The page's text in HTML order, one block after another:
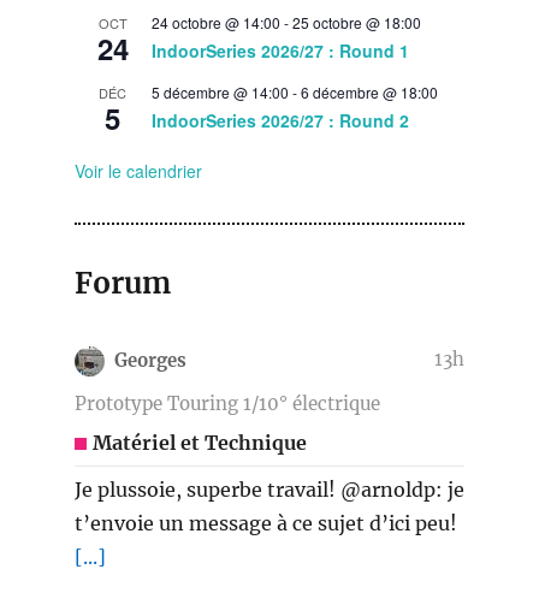
OCT
24
24 octobre @ 14:00 -25 octobre @ 18:00
IndoorSeries 2026/27 : Round 1
DÉC
5
5 décembre @ 14:00 -6 décembre @ 18:00
IndoorSeries 2026/27 : Round 2
Voir le calendrier
Forum
Georges
13h
Prototype Touring 1/10° électrique
Matériel et Technique
Je plussoie, superbe travail! @arnoldp: je
t’envoie un message à ce sujet d’ici peu!
[...]